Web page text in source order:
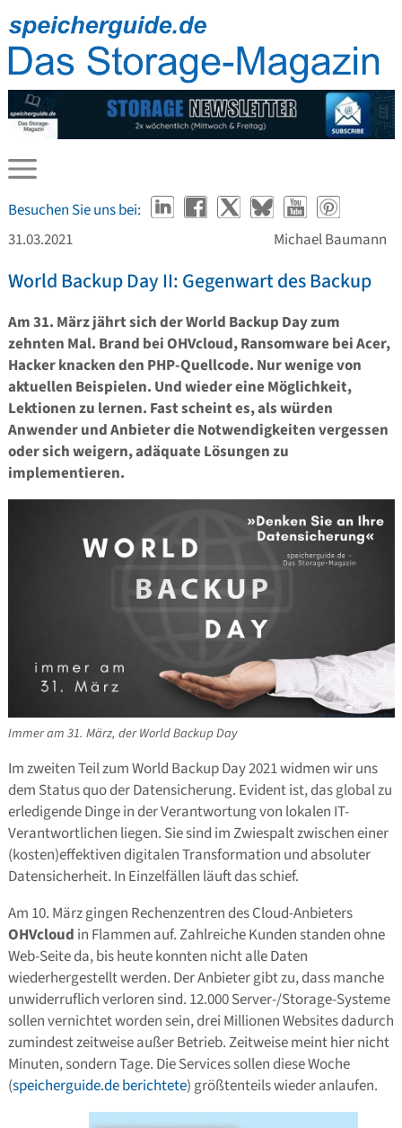
Besuchen Sie uns bei:
31.03.2021
Michael Baumann
World Backup Day II: Gegenwart des Backup
Am 31. März jährt sich der World Backup Day zum
zehnten Mal. Brand bei OHVcloud, Ransomware bei Acer,
Hacker knacken den PHP-Quellcode. Nur wenige von
aktuellen Beispielen. Und wieder eine Möglichkeit,
Lektionen zu lernen. Fast scheint es, als würden
Anwender und Anbieter die Notwendigkeiten vergessen
oder sich weigern, adäquate Lösungen zu
implementieren.
Immer am 31. März, der World Backup Day
Im zweiten Teil zum World Backup Day 2021 widmen wir uns
dem Status quo der Datensicherung. Evident ist, das global zu
erledigende Dinge in der Verantwortung von lokalen IT-
Verantwortlichen liegen. Sie sind im Zwiespalt zwischen einer
(kosten)effektiven digitalen Transformation und absoluter
Datensicherheit. In Einzelfällen läuft das schief.
Am 10. März gingen Rechenzentren des Cloud-Anbieters
OHVcloud in Flammen auf. Zahlreiche Kunden standen ohne
Web-Seite da, bis heute konnten nicht alle Daten
wiederhergestellt werden. Der Anbieter gibt zu, dass manche
unwiderruflich verloren sind. 12.000 Server-/Storage-Systeme
sollen vernichtet worden sein, drei Millionen Websites dadurch
zumindest zeitweise außer Betrieb. Zeitweise meint hier nicht
Minuten, sondern Tage. Die Services sollen diese Woche
(speicherguide.de berichtete) größtenteils wieder anlaufen.